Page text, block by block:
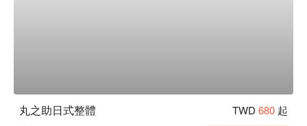
丸之助日式整體 TWD 680 起